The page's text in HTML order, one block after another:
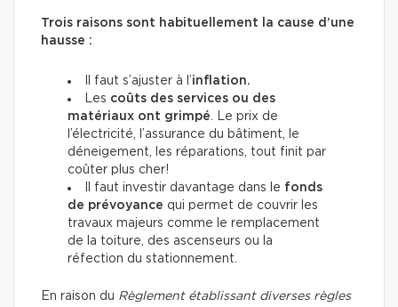
Trois raisons sont habituellement la cause d’une
hausse :
Il faut s’ajuster à l’inflation.
Les coûts des services ou des
matériaux ont grimpé. Le prix de
l’électricité, l’assurance du bâtiment, le
déneigement, les réparations, tout finit par
coûter plus cher!
Il faut investir davantage dans le fonds
de prévoyance qui permet de couvrir les
travaux majeurs comme le remplacement
de la toiture, des ascenseurs ou la
réfection du stationnement.
En raison du Règlement établissant diverses règles